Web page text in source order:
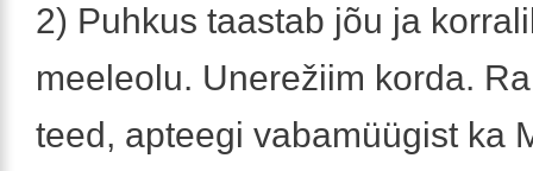
2) Puhkus taastab jõu ja
meeleolu. Unerežiim korda.
teed, apteegi vabamüügist ka